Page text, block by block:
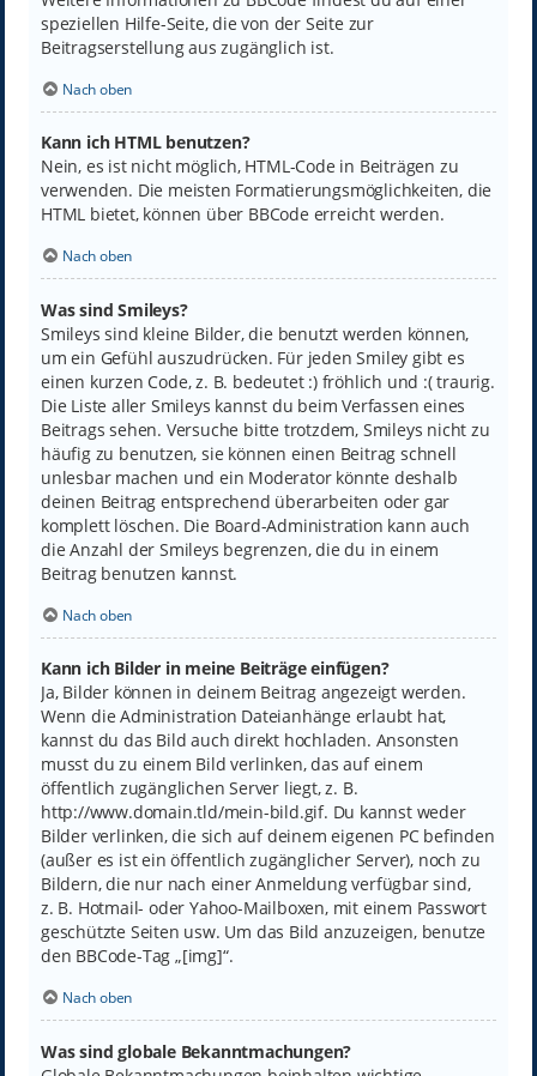
speziellen Hilfe-Seite, die von der Seite zur
Beitragserstellung aus zugänglich ist.
Nach oben
Kann ich HTML benutzen?
Nein, es ist nicht möglich, HTML-Code in Beiträgen zu
verwenden. Die meisten Formatierungsmöglichkeiten, die
HTML bietet, können über BBCode erreicht werden.
Nach oben
Was sind Smileys?
Smileys sind kleine Bilder, die benutzt werden können,
um ein Gefühl auszudrücken. Für jeden Smiley gibt es
einen kurzen Code, z. B. bedeutet :) fröhlich und :( traurig.
Die Liste aller Smileys kannst du beim Verfassen eines
Beitrags sehen. Versuche bitte trotzdem, Smileys nicht zu
häufig zu benutzen, sie können einen Beitrag schnell
unlesbar machen und ein Moderator könnte deshalb
deinen Beitrag entsprechend überarbeiten oder gar
komplett löschen. Die Board-Administration kann auch
die Anzahl der Smileys begrenzen, die du in einem
Beitrag benutzen kannst.
Nach oben
Kann ich Bilder in meine Beiträge einfügen?
Ja, Bilder können in deinem Beitrag angezeigt werden.
Wenn die Administration Dateianhänge erlaubt hat,
kannst du das Bild auch direkt hochladen. Ansonsten
musst du zu einem Bild verlinken, das auf einem
öffentlich zugänglichen Server liegt, z. B.
http://www.domain.tld/mein-bild.gif. Du kannst weder
Bilder verlinken, die sich auf deinem eigenen PC befinden
(außer es ist ein öffentlich zugänglicher Server), noch zu
Bildern, die nur nach einer Anmeldung verfügbar sind,
z. B. Hotmail- oder Yahoo-Mailboxen, mit einem Passwort
geschützte Seiten usw. Um das Bild anzuzeigen, benutze
den BBCode-Tag „[img]“.
Nach oben
Was sind globale Bekanntmachungen?